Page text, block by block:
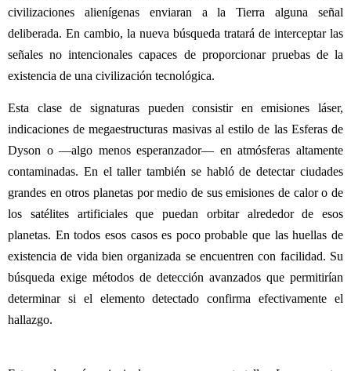
civilizaciones alienígenas enviaran a la Tierra alguna señal
deliberada. En cambio, la nueva búsqueda tratará de interceptar las
señales no intencionales capaces de proporcionar pruebas de la
existencia de una civilización tecnológica.
Esta clase de signaturas pueden consistir en emisiones láser,
indicaciones de megaestructuras masivas al estilo de las Esferas de
Dyson o —algo menos esperanzador— en atmósferas altamente
contaminadas. En el taller también se habló de detectar ciudades
grandes en otros planetas por medio de sus emisiones de calor o de
los satélites artificiales que puedan orbitar alrededor de esos
planetas. En todos esos casos es poco probable que las huellas de
existencia de vida bien organizada se encuentren con facilidad. Su
búsqueda exige métodos de detección avanzados que permitirían
determinar si el elemento detectado confirma efectivamente el
hallazgo.